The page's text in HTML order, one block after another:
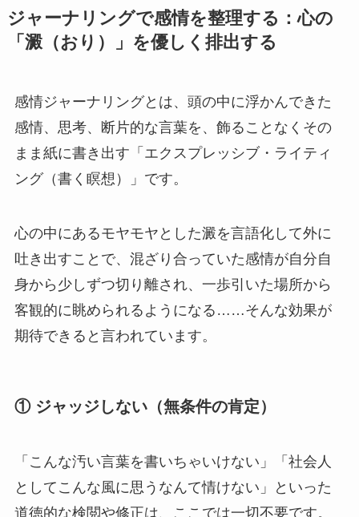
ジャーナリングで感情を整理する：心の
「澱（おり）」を優しく排出する
感情ジャーナリングとは、頭の中に浮かんできた
感情、思考、断片的な言葉を、飾ることなくその
まま紙に書き出す「エクスプレッシブ・ライティ
ング（書く瞑想）」です。
心の中にあるモヤモヤとした澱を言語化して外に
吐き出すことで、混ざり合っていた感情が自分自
身から少しずつ切り離され、一歩引いた場所から
客観的に眺められるようになる……そんな効果が
期待できると言われています。
① ジャッジしない（無条件の肯定）
「こんな汚い言葉を書いちゃいけない」「社会人
としてこんな風に思うなんて情けない」といった
道徳的な検閲や修正は、ここでは一切不要です。